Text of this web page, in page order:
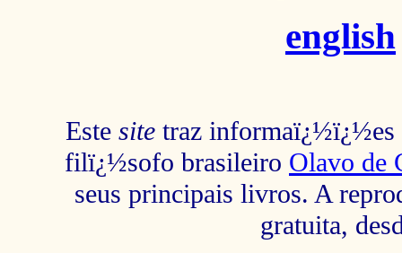
english
Este site traz informaï¿½ï¿½es
filï¿½sofo brasileiro Olavo de
seus principais livros. A
gratuita,